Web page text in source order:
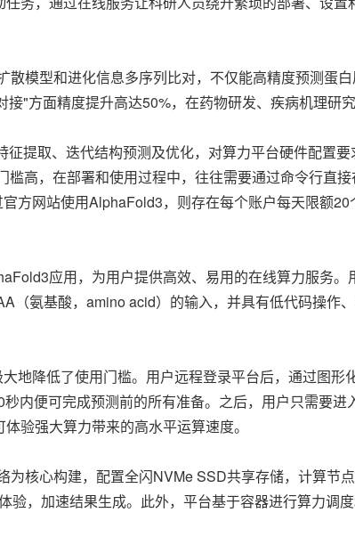
模型和进化信息多序列比对，不仅能高精度预测蛋
"方面精度提升高达50%，在药物研发、疾病机理研
提取、迭代结构预测及优化，对算力平台硬件配置
高，在部署和使用过程中，往往需要通过命令行直
方网站使用AlphaFold3，则存在每个账户每天限额
应用，为用户提供高效、易用的在线算力服务
（氨基酸，amino acid）的输入，并具有低代码操作
地降低了使用门槛。用户远程登录平台后，通过图
内便可完成预测前的所有准备。之后，用户只需要
验强大算力带来的高水平运算速度。
核心构建，配置全闪NVMe SSD共享存储，计算节
，加速结果生成。此外，平台基于容器进行算力调